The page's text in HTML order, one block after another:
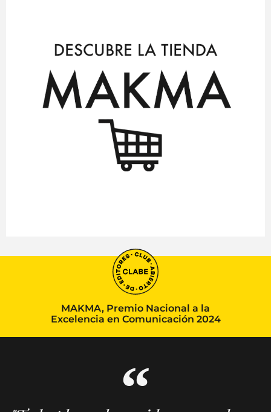
MAKMA, Premio Nacional a la
Excelencia en Comunicación 2024